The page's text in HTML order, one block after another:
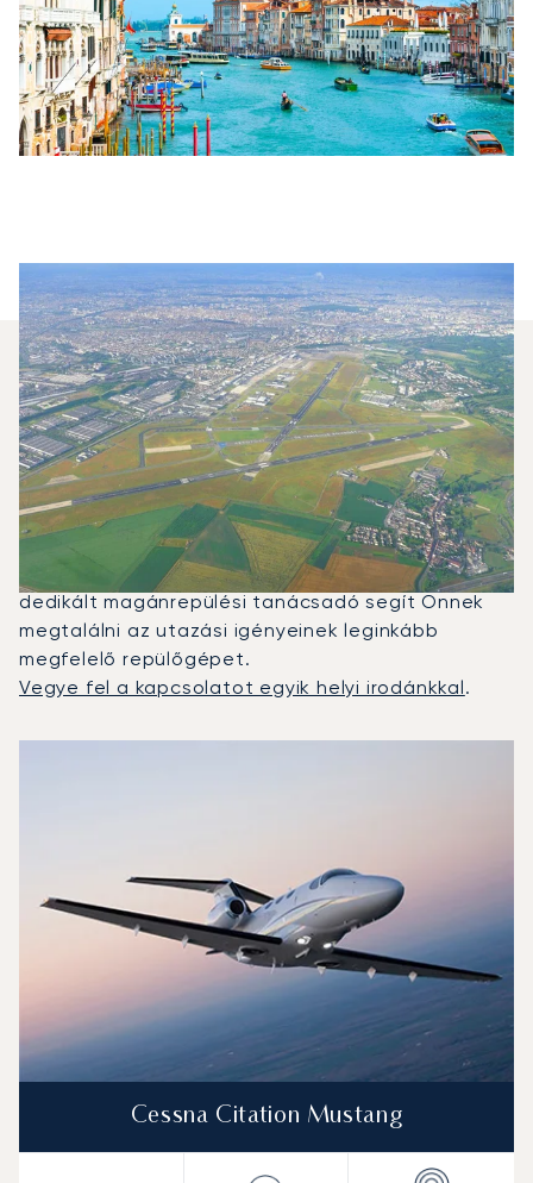
Milyen Típusú Magánjetet
Bérelhetek A Velence–Párizs
Útvonalra?
2025-ben a Citation Mustang, a Beechjet 400A és
a Citation Latitude volt a leggyakrabban igénybe
vett magánrepülő Párizs és Velence között. Egy
dedikált magánrepülési tanácsadó segít Önnek
megtalálni az utazási igényeinek leginkább
megfelelő repülőgépet.
Vegye fel a kapcsolatot egyik helyi irodánkkal.
Cessna Citation Mustang